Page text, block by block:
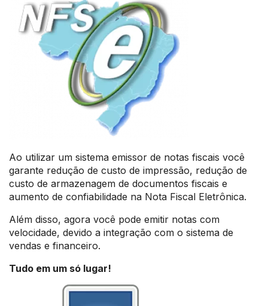
Ao utilizar um sistema emissor de notas fiscais você
garante redução de custo de impressão, redução de
custo de armazenagem de documentos fiscais e
aumento de confiabilidade na Nota Fiscal Eletrônica.
Além disso, agora você pode emitir notas com
velocidade, devido a integração com o sistema de
vendas e financeiro.
Tudo em um só lugar!